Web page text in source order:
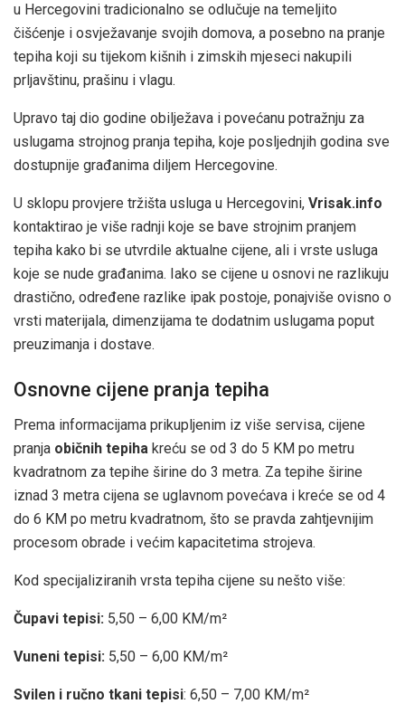
u Hercegovini tradicionalno se odlučuje na temeljito
čišćenje i osvježavanje svojih domova, a posebno na pranje
tepiha koji su tijekom kišnih i zimskih mjeseci nakupili
prljavštinu, prašinu i vlagu.
Upravo taj dio godine obilježava i povećanu potražnju za
uslugama strojnog pranja tepiha, koje posljednjih godina sve
dostupnije građanima diljem Hercegovine.
U sklopu provjere tržišta usluga u Hercegovini, Vrisak.info
kontaktirao je više radnji koje se bave strojnim pranjem
tepiha kako bi se utvrdile aktualne cijene, ali i vrste usluga
koje se nude građanima. Iako se cijene u osnovi ne razlikuju
drastično, određene razlike ipak postoje, ponajviše ovisno o
vrsti materijala, dimenzijama te dodatnim uslugama poput
preuzimanja i dostave.
Osnovne cijene pranja tepiha
Prema informacijama prikupljenim iz više servisa, cijene
pranja običnih tepiha kreću se od 3 do 5 KM po metru
kvadratnom za tepihe širine do 3 metra. Za tepihe širine
iznad 3 metra cijena se uglavnom povećava i kreće se od 4
do 6 KM po metru kvadratnom, što se pravda zahtjevnijim
procesom obrade i većim kapacitetima strojeva.
Kod specijaliziranih vrsta tepiha cijene su nešto više:
Čupavi tepisi: 5,50 – 6,00 KM/m²
Vuneni tepisi: 5,50 – 6,00 KM/m²
Svilen i ručno tkani tepisi: 6,50 – 7,00 KM/m²